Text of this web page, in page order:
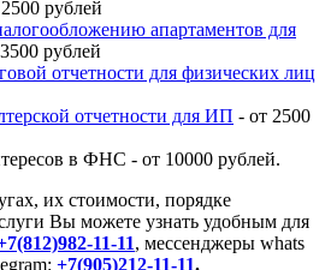
рублей
апартаментов для
рублей
отчетности для физических лиц
отчетности для ИП - от 2500
в ФНС - от 10000 рублей.
их стоимости, порядке
Вы можете узнать удобным для
11-11, мессенджеры whats
+7(905)212-11-11.